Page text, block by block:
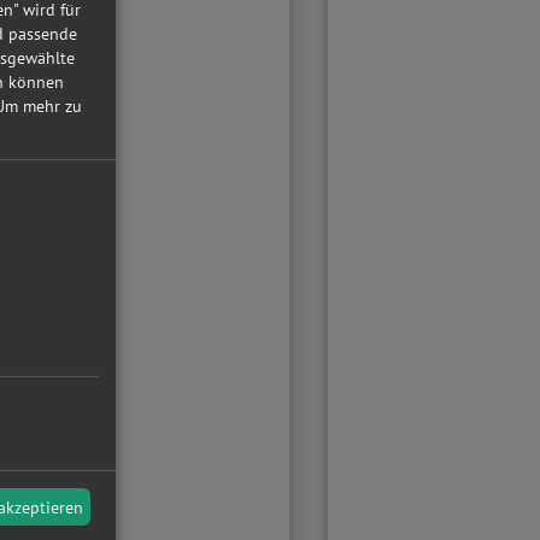
wird für
können
mehr zu